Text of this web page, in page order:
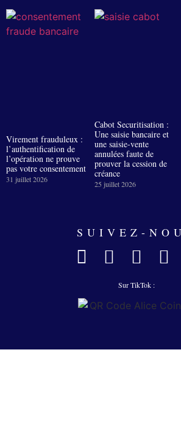
Virement frauduleux :
l’authentification de
l’opération ne prouve
pas votre consentement
31 juillet 2026
Cabot Securitisation :
Une saisie bancaire et
une saisie-vente
annulées faute de
prouver la cession de
créance
25 juillet 2026
SUIVEZ-
Sur TikTok :